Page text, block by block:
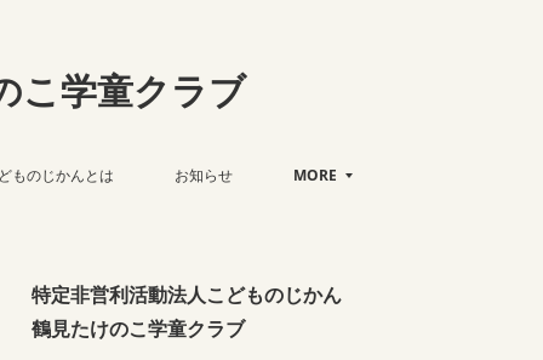
こ学童クラブ
ものじかんとは お知らせ MORE
特定非営利活動法人こどものじかん
鶴見たけのこ学童クラブ